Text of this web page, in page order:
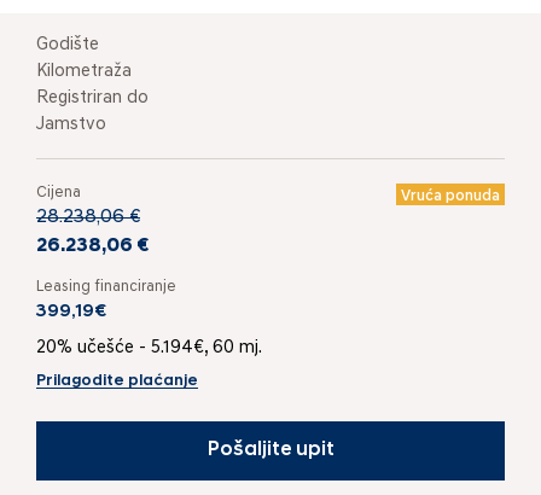
Godište
Kilometraža
Registriran do
Jamstvo
Cijena Vruća ponuda
28.238,06 €
26.238,06 €
Leasing financiranje
399,19€
20% učešće - 5.194€, 60 mj.
Prilagodite plaćanje
Pošaljite upit